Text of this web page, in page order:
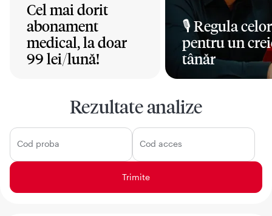
Cel mai dorit
abonament
medical, la doar
99 lei/lună!
🎙️ Regula
pentru un
tânăr
Rezultate analize
Cod proba Cod acces